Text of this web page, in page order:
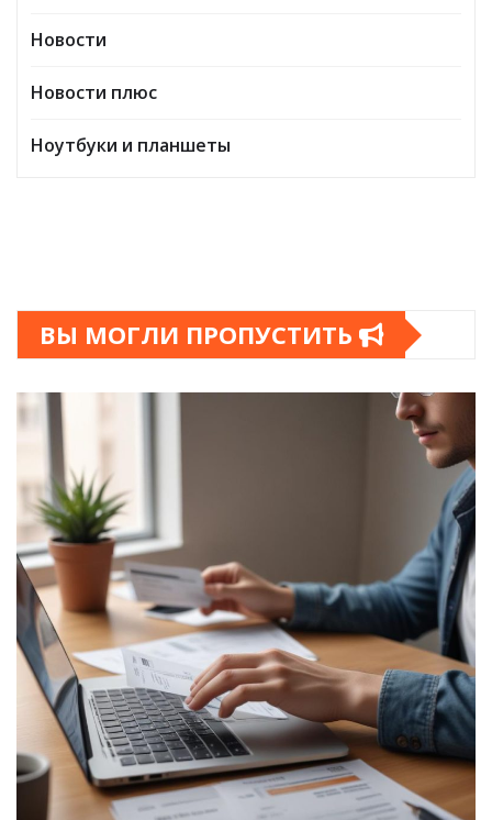
Новости
Новости плюс
Ноутбуки и планшеты
ВЫ МОГЛИ ПРОПУСТИТЬ